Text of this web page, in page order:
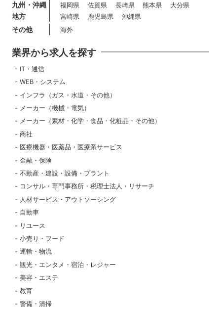
九州・沖縄
地方
福岡県 佐賀県 長崎県 熊本県
大分県
宮崎県
鹿児島県 沖縄県
その他 海外
業界から求人を探す
IT・通信
WEB・システム
インフラ（ガス・水道・その他）
メーカー（機械・電気）
メーカー（素材・化学・食品・化粧品・その他）
商社
医療機器・医薬品・医療系サービス
金融・保険
不動産・建設・設備・プラント
コンサル・専門事務所・税理士法人・リサーチ
人材サービス・アウトソーシング
自動車
リユース
小売り・フード
運輸・物流
観光・エンタメ・宿泊・レジャー
美容・エステ
教育
警備・清掃